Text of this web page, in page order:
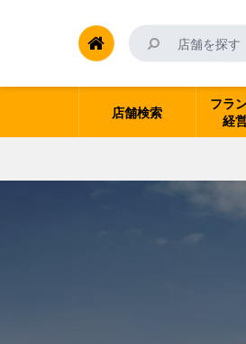
フラ
経
店舗検索